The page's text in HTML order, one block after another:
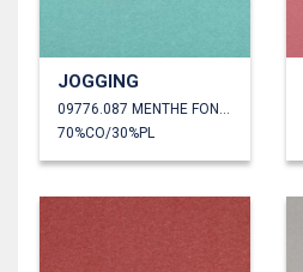
JOGGING
70%CO/30%PL